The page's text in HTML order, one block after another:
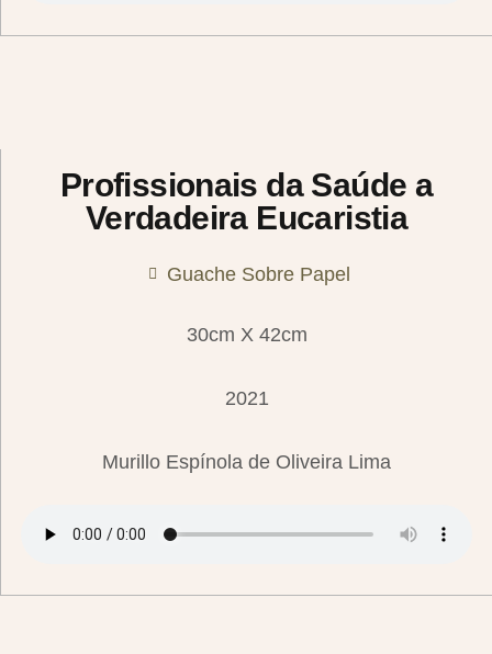
Profissionais da Saúde a
Verdadeira Eucaristia
Guache Sobre Papel
30cm X 42cm
2021
Murillo Espínola de Oliveira Lima